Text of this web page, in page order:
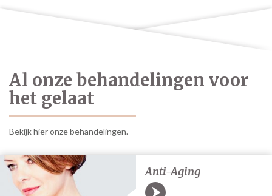
Al onze behandelingen voor
het gelaat
Bekijk hier onze behandelingen.
Anti-Aging